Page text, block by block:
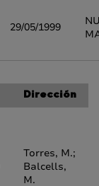
29/05/1999
Dirección
Torres, M.;
Balcells,
M.